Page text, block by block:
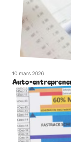
10 mars 2026
Auto-